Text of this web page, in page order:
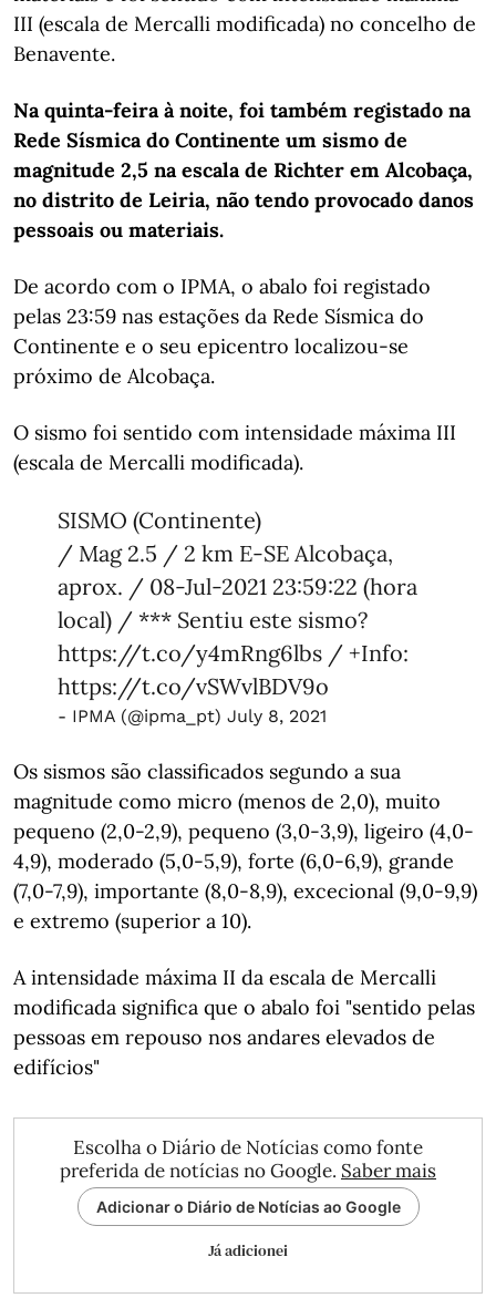
III (escala de Mercalli modificada) no concelho de
Benavente.
Na quinta-feira à noite, foi também registado na
Rede Sísmica do Continente um sismo de
magnitude 2,5 na escala de Richter em Alcobaça,
no distrito de Leiria, não tendo provocado danos
pessoais ou materiais.
De acordo com o IPMA, o abalo foi registado
pelas 23:59 nas estações da Rede Sísmica do
Continente e o seu epicentro localizou-se
próximo de Alcobaça.
O sismo foi sentido com intensidade máxima III
(escala de Mercalli modificada).
SISMO (Continente)
/ Mag 2.5 / 2 km E-SE Alcobaça,
aprox. / 08-Jul-2021 23:59:22 (hora
local) / *** Sentiu este sismo?
https://t.co/y4mRng6lbs / +Info:
https://t.co/vSWvlBDV9o
- IPMA (@ipma_pt) July 8, 2021
Os sismos são classificados segundo a sua
magnitude como micro (menos de 2,0), muito
pequeno (2,0-2,9), pequeno (3,0-3,9), ligeiro (4,0-
4,9), moderado (5,0-5,9), forte (6,0-6,9), grande
(7,0-7,9), importante (8,0-8,9), excecional (9,0-9,9)
e extremo (superior a 10).
A intensidade máxima II da escala de Mercalli
modificada significa que o abalo foi "sentido pelas
pessoas em repouso nos andares elevados de
edifícios"
Escolha o Diário de Notícias como fonte
preferida de notícias no Google. Saber mais
Adicionar o Diário de Notícias ao Google
Já adicionei